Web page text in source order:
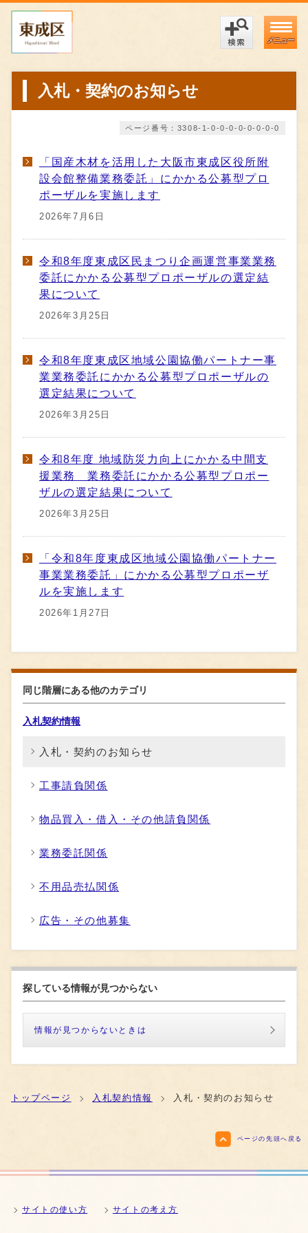
メニュー
入札・契約のお知らせ
ページ番号：3308-1-0-0-0-0-0-0-0-0
「国産木材を活用した大阪市東成区役所附
設会館整備業務委託」にかかる公募型プロ
ポーザルを実施します
2026年7月6日
令和8年度東成区民まつり企画運営事業業務
委託にかかる公募型プロポーザルの選定結
果について
2026年3月25日
令和8年度東成区地域公園協働パートナー事
業業務委託にかかる公募型プロポーザルの
選定結果について
2026年3月25日
令和8年度 地域防災力向上にかかる中間支
援業務 業務委託にかかる公募型プロポー
ザルの選定結果について
2026年3月25日
「令和8年度東成区地域公園協働パートナー
事業業務委託」にかかる公募型プロポーザ
ルを実施します
2026年1月27日
同じ階層にある他のカテゴリ
入札契約情報
入札・契約のお知らせ
工事請負関係
物品買入・借入・その他請負関係
業務委託関係
不用品売払関係
広告・その他募集
探している情報が見つからない
情報が見つからないときは
トップページ 入札契約情報 入札・契約のお知らせ
ページの先頭へ戻る
サイトの使い方 サイトの考え方